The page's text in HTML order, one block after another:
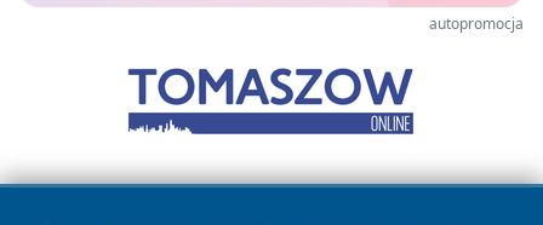
autopromocja